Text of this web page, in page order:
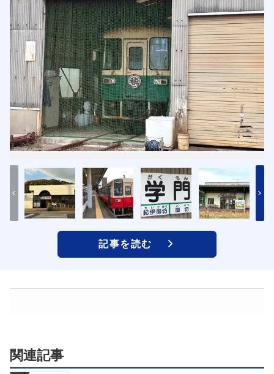
記事を読む
関連記事